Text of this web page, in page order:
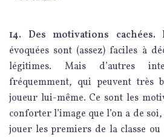
14. Des motivations cachées.
évoquées sont (assez) faciles à
légitimes. Mais d’autres
fréquemment, qui peuvent très
joueur lui-même. Ce sont les
conforter l’image que l’on a de
jouer les premiers de la classe